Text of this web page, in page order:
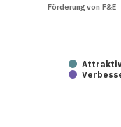
Förderung von F&E